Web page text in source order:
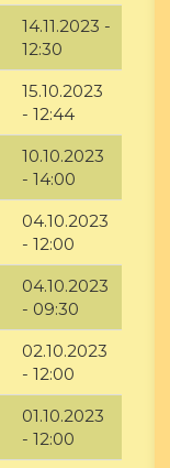
14.11.2023 -
12:30
15.10.2023
- 12:44
10.10.2023
- 14:00
04.10.2023
- 12:00
04.10.2023
- 09:30
02.10.2023
- 12:00
01.10.2023
- 12:00